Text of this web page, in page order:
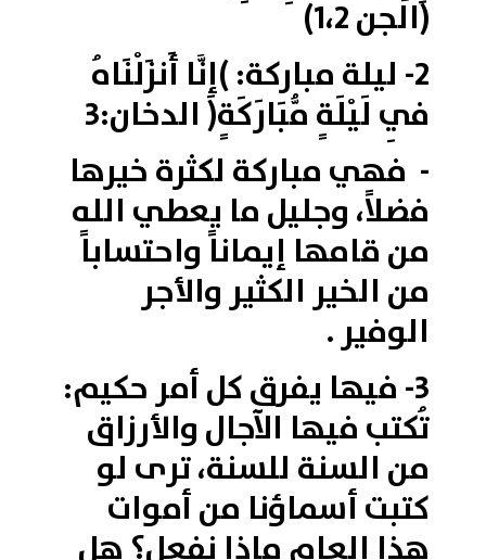
(الجن 1،2)
2- ليلة مباركة: )إِنَّا أَنزَلْنَاهُ
فِي لَيْلَةٍ مُّبَارَكَةٍ( الدخان:3
- فهي مباركة لكثرة خيرها
فضلاً، وجليل ما يعطي الله
من قامها إيماناً واحتساباً
من الخير الكثير والأجر
الوفير .
3- فيها يفرق كل أمر حكيم:
تُكتب فيها الآجال والأرزاق
من السنة للسنة، ترى لو
كتبت أسماؤنا من أموات